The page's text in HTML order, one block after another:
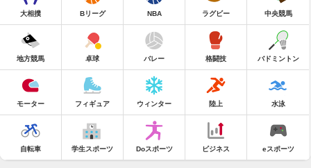
大相撲 Bリーグ NBA ラグビー 中央競馬
地方競馬 卓球 バレー 格闘技 バドミントン
モーター フィギュア ウィンター 陸上 水泳
自転車 学生スポーツ Doスポーツ ビジネス eスポーツ